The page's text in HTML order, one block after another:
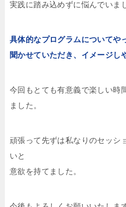
実践に踏み込めずに悩んでいま
具体的なプログラムについてや
聞かせていただき、イメージし
今回もとても有意義で楽しい時
ました。
頑張って先ずは私なりのセッシ
いと
意欲を持てました。